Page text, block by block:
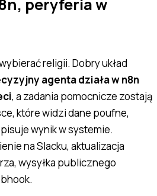
peryferia w
religii. Dobry układ
agenta działa w n8n
, a zadania pomocnicze zostają
które widzi dane poufne,
wynik w systemie.
na Slacku, aktualizacja
wysyłka publicznego